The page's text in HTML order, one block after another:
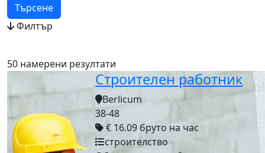
Филтър
Търсене
50 намерени резултати
Строителен работник
Berlicum
38-48
€ 16.09 бруто на час
строителство